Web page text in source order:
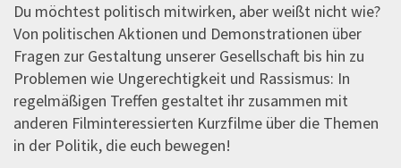
Du möchtest politisch mitwirken, aber weißt nicht wie?
Von politischen Aktionen und Demonstrationen über
Fragen zur Gestaltung unserer Gesellschaft bis hin zu
Problemen wie Ungerechtigkeit und Rassismus: In
regelmäßigen Treffen gestaltet ihr zusammen mit
anderen Filminteressierten Kurzfilme über die Themen
in der Politik, die euch bewegen!